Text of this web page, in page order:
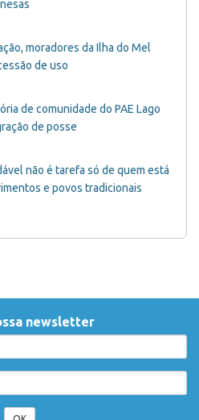
moradores da Ilha do Mel
de uso
de comunidade do PAE Lago
de posse
não é tarefa só de quem está
e povos tradicionais
newsletter